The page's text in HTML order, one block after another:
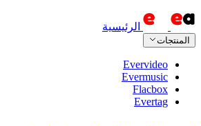
الرئيسية
المنتجات
Evervideo
Evermusic
Flacbox
Evertag